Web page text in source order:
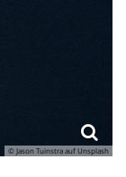
© Jason Tuinstra auf Unsplash